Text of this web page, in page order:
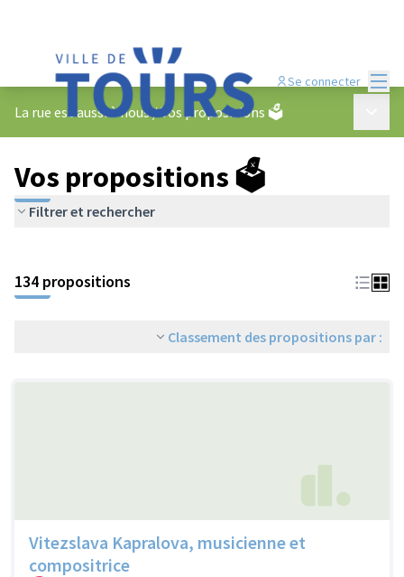
Se connecter
La rue est aussi à nous/Vos propositions 🗳️
Vos propositions 🗳️
Filtrer et rechercher
134 propositions
Classement des propositions par :
Vitezslava Kapralova, musicienne et
compositrice